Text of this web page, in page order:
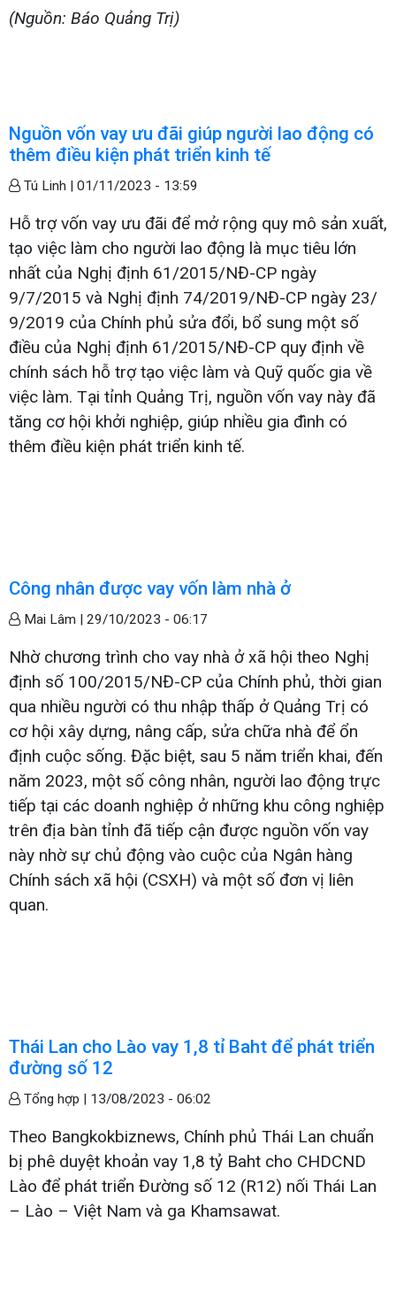
(Nguồn: Báo Quảng Trị)
Nguồn vốn vay ưu đãi giúp người lao động có
thêm điều kiện phát triển kinh tế
Tú Linh | 01/11/2023 - 13:59
Hỗ trợ vốn vay ưu đãi để mở rộng quy mô sản xuất,
tạo việc làm cho người lao động là mục tiêu lớn
nhất của Nghị định 61/2015/NĐ-CP ngày
9/7/2015 và Nghị định 74/2019/NĐ-CP ngày 23/
9/2019 của Chính phủ sửa đổi, bổ sung một số
điều của Nghị định 61/2015/NĐ-CP quy định về
chính sách hỗ trợ tạo việc làm và Quỹ quốc gia về
việc làm. Tại tỉnh Quảng Trị, nguồn vốn vay này đã
tăng cơ hội khởi nghiệp, giúp nhiều gia đình có
thêm điều kiện phát triển kinh tế.
Công nhân được vay vốn làm nhà ở
Mai Lâm | 29/10/2023 - 06:17
Nhờ chương trình cho vay nhà ở xã hội theo Nghị
định số 100/2015/NĐ-CP của Chính phủ, thời gian
qua nhiều người có thu nhập thấp ở Quảng Trị có
cơ hội xây dựng, nâng cấp, sửa chữa nhà để ổn
định cuộc sống. Đặc biệt, sau 5 năm triển khai, đến
năm 2023, một số công nhân, người lao động trực
tiếp tại các doanh nghiệp ở những khu công nghiệp
trên địa bàn tỉnh đã tiếp cận được nguồn vốn vay
này nhờ sự chủ động vào cuộc của Ngân hàng
Chính sách xã hội (CSXH) và một số đơn vị liên
quan.
Thái Lan cho Lào vay 1,8 tỉ Baht để phát triển
đường số 12
Tổng hợp | 13/08/2023 - 06:02
Theo Bangkokbiznews, Chính phủ Thái Lan chuẩn
bị phê duyệt khoản vay 1,8 tỷ Baht cho CHDCND
Lào để phát triển Đường số 12 (R12) nối Thái Lan
– Lào – Việt Nam và ga Khamsawat.